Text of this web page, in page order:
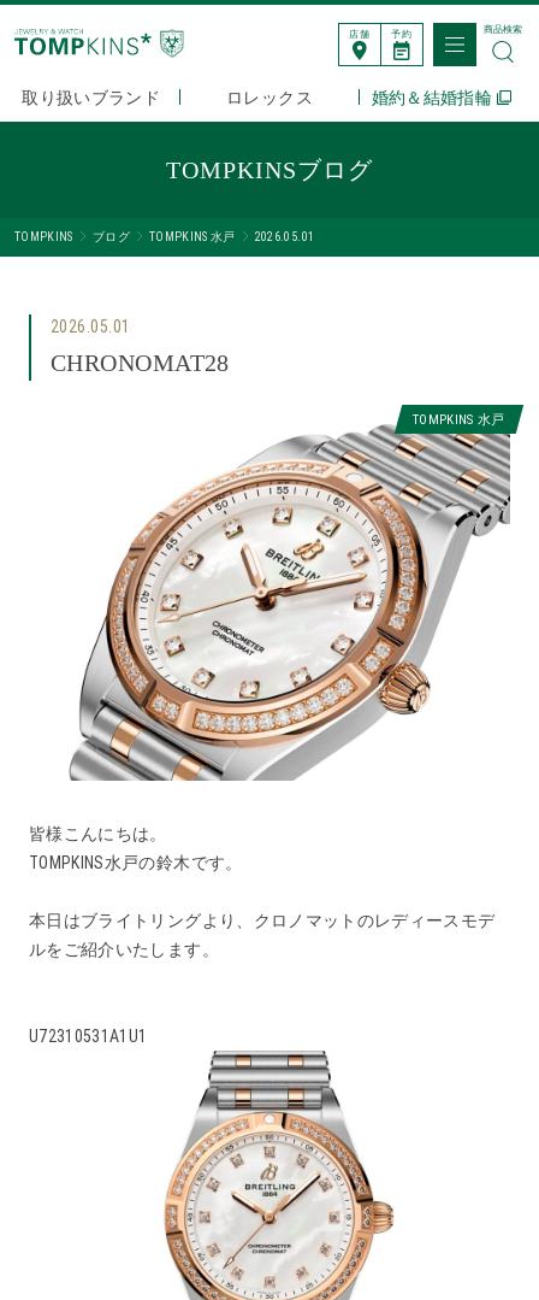
店舗 予約
取り扱いブランド ロレックス 婚約＆結婚指輪
商品検索
TOMPKINSブログ
TOMPKINS ブログ TOMPKINS 水戸 2026.05.01
2026.05.01
CHRONOMAT28
TOMPKINS 水戸
皆様こんにちは。
TOMPKINS水戸の鈴木です。
本日はブライトリングより、クロノマットのレディースモデ
ルをご紹介いたします。
U72310531A1U1